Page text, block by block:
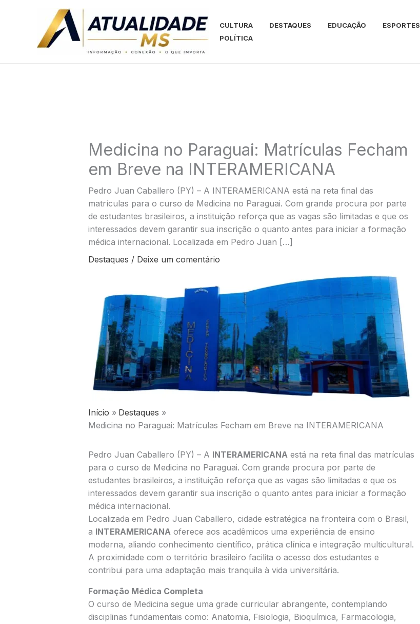
CULTURA DESTAQUES EDUCAÇÃO ESPORTES
POLÍTICA
Medicina no Paraguai: Matrículas Fecham
em Breve na INTERAMERICANA
Pedro Juan Caballero (PY) – A INTERAMERICANA está na reta final das
matrículas para o curso de Medicina no Paraguai. Com grande procura por parte
de estudantes brasileiros, a instituição reforça que as vagas são limitadas e que os
interessados devem garantir sua inscrição o quanto antes para iniciar a formação
médica internacional. Localizada em Pedro Juan […]
Destaques / Deixe um comentário
Início
Destaques
Medicina no Paraguai: Matrículas Fecham em Breve na INTERAMERICANA
Pedro Juan Caballero (PY) – A INTERAMERICANAestá na reta final das matrículas
para o curso de Medicina no Paraguai. Com grande procura por parte de
estudantes brasileiros, a instituição reforça que as vagas são limitadas e que os
interessados devem garantir sua inscrição o quanto antes para iniciar a formação
médica internacional.
Localizada em Pedro Juan Caballero, cidade estratégica na fronteira com o Brasil,
a INTERAMERICANAoferece aos acadêmicos uma experiência de ensino
moderna, aliando conhecimento científico, prática clínica e integração multicultural.
A proximidade com o território brasileiro facilita o acesso dos estudantes e
contribui para uma adaptação mais tranquila à vida universitária.
Formação Médica Completa
O curso de Medicina segue uma grade curricular abrangente, contemplando
disciplinas fundamentais como: Anatomia, Fisiologia, Bioquímica, Farmacologia,